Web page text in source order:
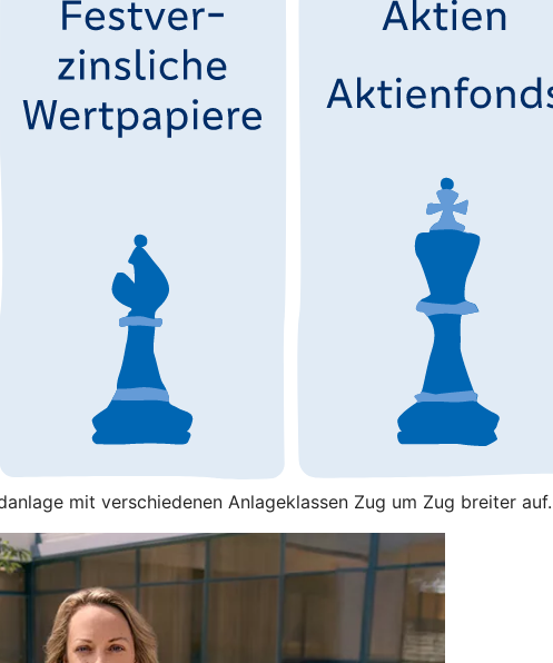
mit verschiedenen Anlageklassen Zug um Zug breiter auf.